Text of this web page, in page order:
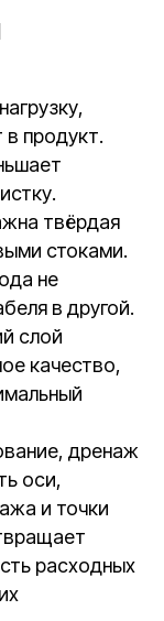
в продукт.
твёрдая
стоками.
не
в другой.
слой
качество,
дренаж
оси,
и точки
расходных